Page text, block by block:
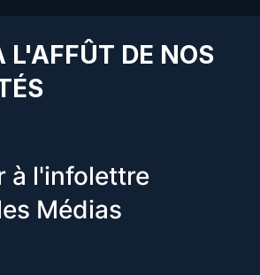
L'AFFÛT DE NOS
à l'infolettre
Médias